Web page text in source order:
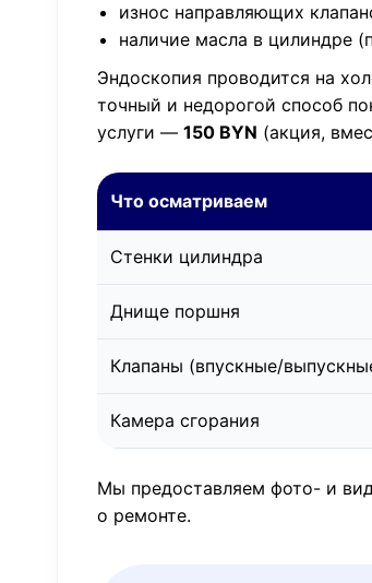
износ направляющих
наличие масла в цилиндре
Эндоскопия проводится на
точный и недорогой способ
услуги — 150 BYN (акция,
Что осматриваем
Стенки цилиндра
Днище поршня
Клапаны (впускные/
Камера сгорания
Мы предоставляем фото- и
о ремонте.